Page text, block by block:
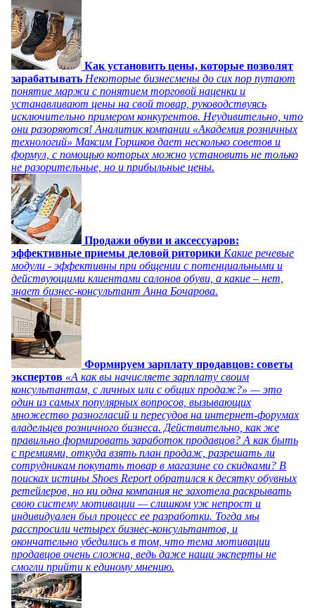
Как установить цены, которые позволят
зарабатывать Некоторые бизнесмены до сих пор путают
понятие маржи с понятием торговой наценки и
устанавливают цены на свой товар, руководствуясь
исключительно примером конкурентов. Неудивительно, что
они разоряются! Аналитик компании «Академия розничных
технологий» Максим Горшков дает несколько советов и
формул, с помощью которых можно установить не только
не разорительные, но и прибыльные цены.
Продажи обуви и аксессуаров:
эффективные приемы деловой риторики Какие речевые
модули - эффективны при общении с потенциальными и
действующими клиентами салонов обуви, а какие – нет,
знает бизнес-консультант Анна Бочарова.
Формируем зарплату продавцов: советы
экспертов «А как вы начисляете зарплату своим
консультантам, с личных или с общих продаж?» — это
один из самых популярных вопросов, вызывающих
множество разногласий и пересудов на интернет-форумах
владельцев розничного бизнеса. Действительно, как же
правильно формировать заработок продавцов? А как быть
с премиями, откуда взять план продаж, разрешать ли
сотрудникам покупать товар в магазине со скидками? В
поисках истины Shoes Report обратился к десятку обувных
ретейлеров, но ни одна компания не захотела раскрывать
свою систему мотивации — слишком уж непрост и
индивидуален был процесс ее разработки. Тогда мы
расспросили четырех бизнес-консультантов, и
окончательно убедились в том, что тема мотивации
продавцов очень сложна, ведь даже наши эксперты не
смогли прийти к единому мнению.